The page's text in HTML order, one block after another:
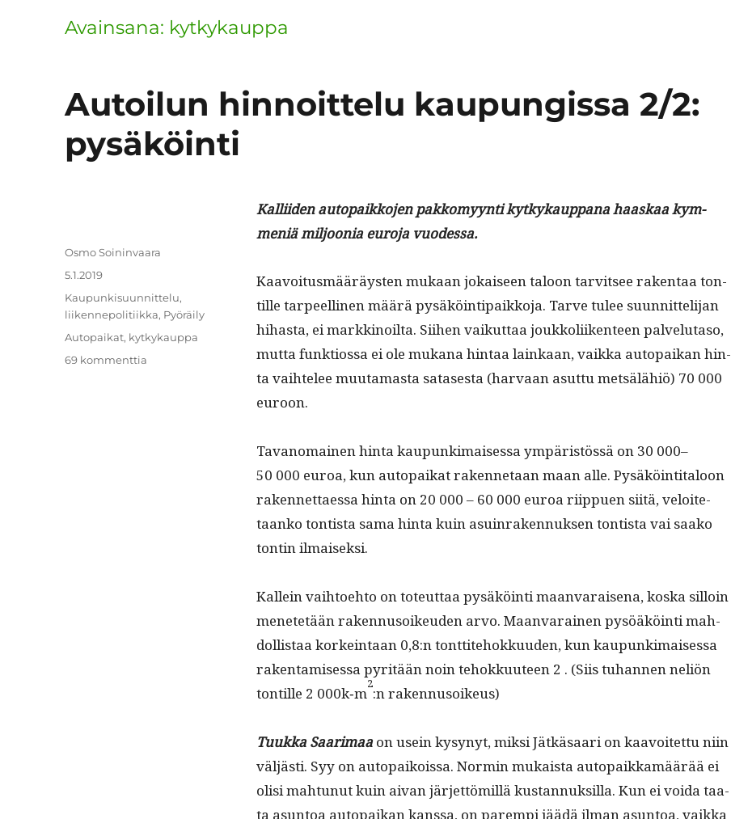
Avainsana: kytkykauppa
Autoilun hinnoittelu kaupungissa 2/2:
pysäköinti
Kalli­iden autopaikko­jen pakkomyyn­ti kytkykaup­pana haaskaa kym­
meniä miljoo­nia euro­ja vuodessa.
Kaavoitus­määräys­ten mukaan jokaiseen taloon tarvit­see rak­en­taa ton­
tille tarpeelli­nen määrä pysäköin­tipaikko­ja. Tarve tulee suun­nit­teli­jan
hihas­ta, ei markki­noil­ta. Siihen vaikut­taa joukkoli­iken­teen palve­lu­ta­so,
mut­ta funk­tios­sa ei ole mukana hin­taa lainkaan, vaik­ka autopaikan hin­
ta vai­htelee muu­ta­mas­ta satases­ta (har­vaan asut­tu met­sälähiö) 70 000
euroon.
Tavanomainen hin­ta kaupunki­maises­sa ympäristössä on 30 000–
50 000 euroa, kun autopaikat raken­netaan maan alle. Pysäköin­ti­taloon
raken­net­taes­sa hin­ta on 20 000 – 60 000 euroa riip­puen siitä, veloite­
taanko ton­tista sama hin­ta kuin asuin­raken­nuk­sen ton­tista vai saako
ton­tin ilmaiseksi.
Kallein vai­h­toe­hto on toteut­taa pysäköin­ti maan­varaise­na, kos­ka sil­loin
menetetään raken­nu­soikeu­den arvo. Maan­varainen pysöäköin­ti mah­
dol­lis­taa korkein­taan 0,8:n tont­tite­hokku­u­den, kun kaupunki­maises­sa
rak­en­tamises­sa pyritään noin tehokku­u­teen 2 . (Siis tuhan­nen neliön
ton­tille 2 000k‑m
2
:n raken­nu­soikeus)
Tuuk­ka Saari­maaon usein kysynyt, mik­si Jätkäsaari on kaavoitet­tu niin
väljästi. Syy on autopaikois­sa. Normin mukaista autopaikkamäärää ei
olisi mah­tunut kuin aivan jär­jet­tömil­lä kus­tan­nuk­sil­la. Kun ei voi­da taa­
ta asun­toa autopaikan kanssa, on parem­pi jäädä ilman asun­toa, vaik­ka
Kirjoittaja
Osmo Soininvaara
Julkaistu
5.1.2019
Kategoriat
Kaupunkisuunnittelu,
liikennepolitiikka, Pyöräily
Avainsanat
Autopaikat, kytkykauppa
69 kommenttia